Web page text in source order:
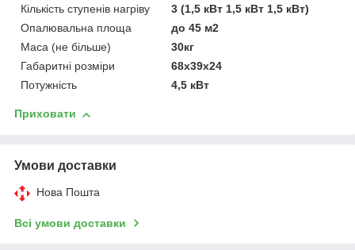
представниками
імпортного
виробника.
Кількість ступенів нагріву
3 (1,5 кВт 1,5 кВт 1,5 кВт)
Опалювальна площа
до 45 м2
Маса (не більше)
30кг
Габаритні розміри
68x39x24
Потужність
4,5 кВт
Приховати
Умови доставки
Нова Пошта
Всі умови доставки